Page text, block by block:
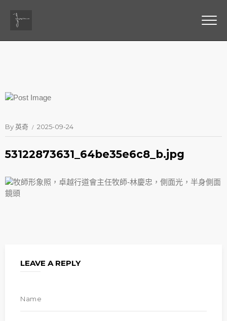
By英奇 2025-09-24
53122873631_64be35e6c8_b.jpg
LEAVE A REPLY